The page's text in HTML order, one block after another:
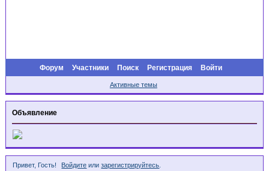
Форум Участники Поиск Регистрация Войти
Активные темы
Объявление
Привет, Гость! Войдите илизарегистрируйтесь